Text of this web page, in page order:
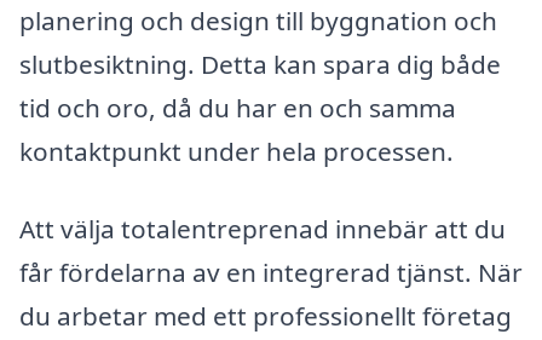
planering och design till byggnation och
slutbesiktning. Detta kan spara dig både
tid och oro, då du har en och samma
kontaktpunkt under hela processen.
Att välja totalentreprenad innebär att du
får fördelarna av en integrerad tjänst. När
du arbetar med ett professionellt företag